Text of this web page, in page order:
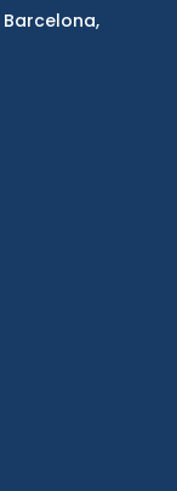
Barcelona,